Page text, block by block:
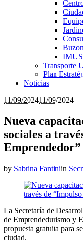
Transporte
Plan
Noticias
11/09/202411/09/2024
Nueva
sociales a
Emprendedor”
by Sabrina Fantiniin
La Secretaría de
de Emprendedurismo y
propuesta gratuita para
ciudad.